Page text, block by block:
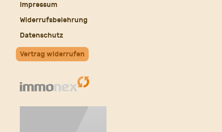
Impressum
Widerrufsbelehrung
Datenschutz
Vertrag widerrufen